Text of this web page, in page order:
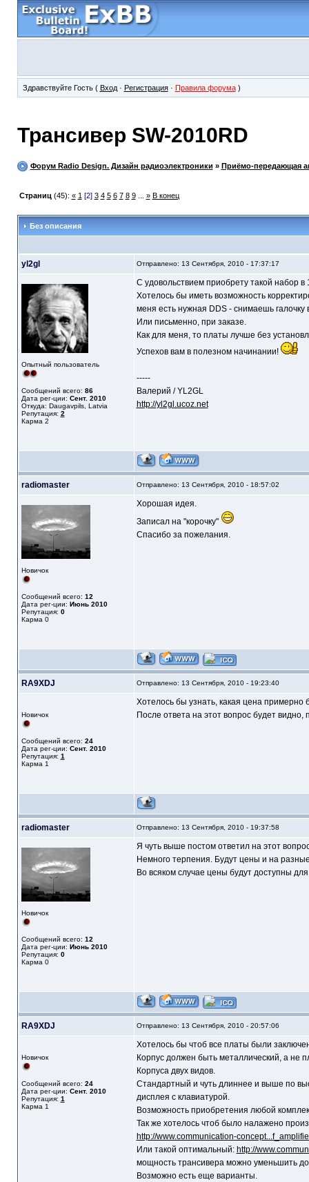
Здравствуйте Гость ( Вход· Регистрация· Правила форума)
Трансивер SW-2010RD
Форум Radio Design. Дизайн радиоэлектроники » Приёмо-передающая
Страниц (45): « 1 [2] 3 4 5 6 7 8 9... » В конец
Без описания
yl2gl Отправлено: 13 Сентября, 2010 - 17:37:17
Опытный пользователь
Сообщений всего: 86
Дата рег-ции: Сент. 2010
Откуда: Daugavpils, Latvia
Репутация: 2
Карма 2
С удовольствием приобрету такой набор в
Хотелось бы иметь возможность
меня есть нужная DDS - снимаешь
Или письменно, при заказе.
Как для меня, то платы лучше без
Успехов вам в полезном начинании!
-----
Валерий / YL2GL
http://yl2gl.ucoz.net
radiomaster Отправлено: 13 Сентября, 2010 - 18:57:02
Новичок
Сообщений всего: 12
Дата рег-ции: Июнь 2010
Репутация: 0
Карма 0
Хорошая идея.
Записал на "корочку"
Спасибо за пожелания.
RA9XDJ Отправлено: 13 Сентября, 2010 - 19:23:40
Новичок
Сообщений всего: 24
Дата рег-ции: Сент. 2010
Репутация: 1
Карма 1
Хотелось бы узнать, какая цена примерно
После ответа на этот вопрос будет видно,
radiomaster Отправлено: 13 Сентября, 2010 - 19:37:58
Новичок
Сообщений всего: 12
Дата рег-ции: Июнь 2010
Репутация: 0
Карма 0
Я чуть выше постом ответил на этот
Немного терпения. Будут цены и на
Во всяком случае цены будут доступны
RA9XDJ Отправлено: 13 Сентября, 2010 - 20:57:06
Новичок
Сообщений всего: 24
Дата рег-ции: Сент. 2010
Репутация: 1
Карма 1
Хотелось бы чтоб все платы были
Корпус должен быть металлический, а не
Корпуса двух видов.
Стандартный и чуть длиннее и выше по
дисплея с клавиатурой.
Возможность приобретения любой
Так же хотелось чтоб было налажено
http://www.communication-
Или такой оптимальный: http://
мощность трансивера можно уменьшить до
Возможно есть еще варианты.